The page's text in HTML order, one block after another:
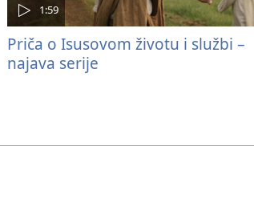
1:59
Priča o Isusovom životu i službi –
najava serije